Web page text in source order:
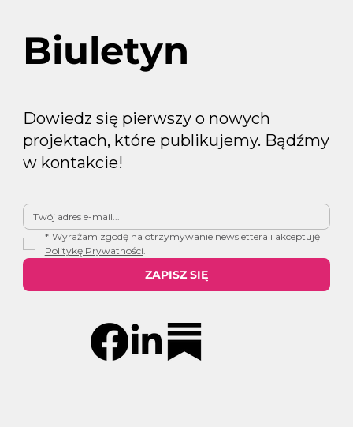
Biuletyn
Dowiedz się pierwszy o nowych
projektach, które publikujemy. Bądźmy
w kontakcie!
*
Wyrażam zgodę na otrzymywanie newslettera i akceptuję
Politykę Prywatności.
ZAPISZ SIĘ